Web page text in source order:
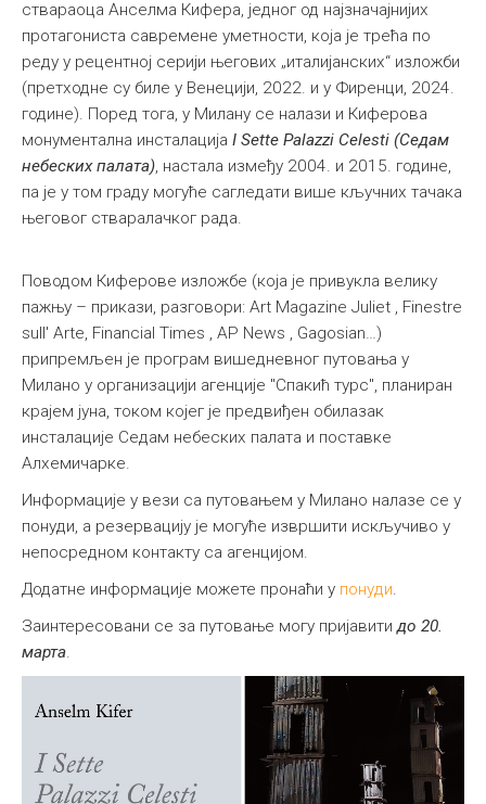
ствараоца Анселма Кифера, једног од најзначајнијих
протагониста савремене уметности, која је трећа по
реду у рецентној серији његових „италијанских“ изложби
(претходне су биле у Венецији, 2022. и у Фиренци, 2024.
године). Поред тога, у Милану се налази и Киферова
монументална инсталација I Sette Palazzi Celesti (Седам
небеских палата), настала између 2004. и 2015. године,
па је у том граду могуће сагледати више кључних тачака
његовог стваралачког рада.
Поводом Киферове изложбе (која је привукла велику
пажњу – прикази, разговори: Art Magazine Juliet , Finestre
sull' Arte, Financial Times , AP News , Gagosian…)
припремљен је програм вишедневног путовања у
Милано у организацији агенције "Спакић турс", планиран
крајем јуна, током којег је предвиђен обилазак
инсталације Седам небеских палата и поставке
Алхемичарке.
Информације у вези са путовањем у Милано налазе се у
понуди, а резервацију је могуће извршити искључиво у
непосредном контакту са агенцијом.
Додатне информације можете пронаћи у понуди.
Заинтересовани се за путовање могу пријавитидо 20.
марта.